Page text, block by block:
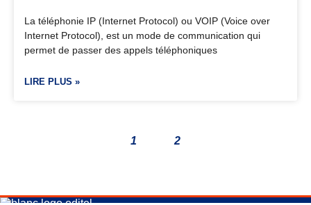
La téléphonie IP (Internet Protocol) ou VOIP (Voice over
Internet Protocol), est un mode de communication qui
permet de passer des appels téléphoniques
LIRE PLUS »
1 2